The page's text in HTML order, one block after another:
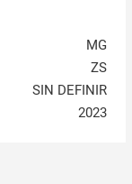
MG
ZS
SIN DEFINIR
2023